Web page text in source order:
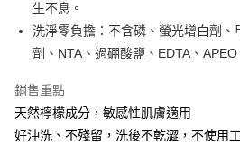
Hami Point
相關說明
會員帳號後，即可在購物車使用 Hami Point
生不息。
洗淨零負擔：不含磷、螢光增白劑、
劑、NTA、過硼酸鹽、EDTA、
銷售重點
天然檸檬成分，敏感性肌膚適用
好沖洗、不殘留，洗後不乾澀，不使用